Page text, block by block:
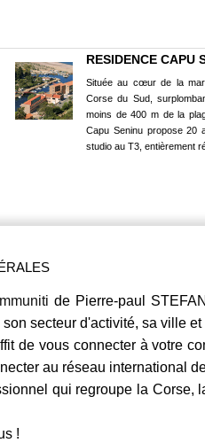
RESIDENCE CAPU
Située au cœur de la
Corse du Sud,
moins de 400 m de la
Capu Seninu propose 20
studio au T3, entièrement
de Pierre-paul
secteur d'activité, sa ville
de vous connecter à votre
au réseau international
qui regroupe la Corse,
!